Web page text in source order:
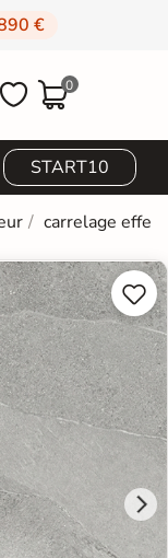
€
 0
START10
carrelage effet

